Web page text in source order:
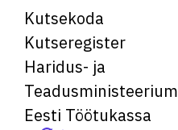
Kutsekoda
Kutseregister
Haridus- ja
Teadusministeerium
Eesti Töötukassa